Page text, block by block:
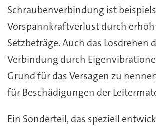
Schraubenverbindung ist
Vorspannkraftverlust durch
Setzbeträge. Auch das Losdrehen
Verbindung durch
Grund für das Versagen zu
für Beschädigungen der
Ein Sonderteil, das speziell